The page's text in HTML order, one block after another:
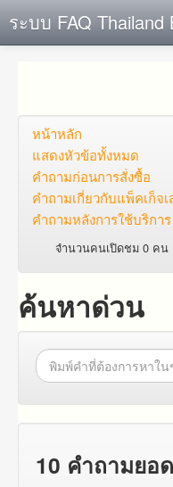
ระบบ FAQ Thailand
ตั้งคำถาม
ดูคำถาม
คุณต้องการที่จะลงทะเบียนหรื
หน้าหลัก
แสดงหัวข้อทั้งหมด
คำถาม​ก่อน​การ​สั่งซื้อ​
คำถาม​เกี่ยว​กับ​แพ็คเก็จ​เ
คำถามหลังการใช้บริการ
จำนวนคนเปิดชม 0 คน
ค้นหาด่วน
10 คำถามยอ